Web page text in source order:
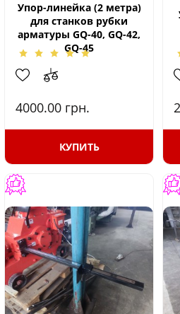
Упор-линейка (2 метра)
для станков рубки
арматуры GQ-40, GQ-42,
GQ-45
4000.00 грн.
КУПИТЬ